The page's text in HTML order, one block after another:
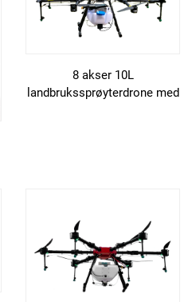
8 akser 10L
landbrukssprøyterdrone med